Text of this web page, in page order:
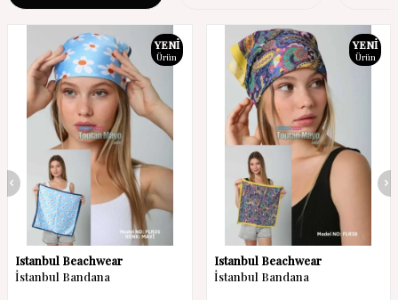
YENI
Ürün
Istanbul Beachwear
İstanbul Bandana
YENI
Ürün
Istanbul Beachwear
İstanbul Bandana